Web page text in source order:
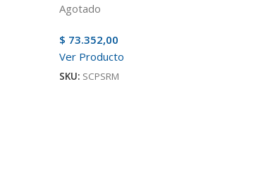
Agotado
$ 73.352,00
Ver Producto
SKU: SCPSRM